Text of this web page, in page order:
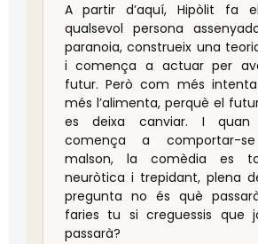
A partir d’aquí, Hipòlit fa
qualsevol persona
paranoia, construeix una
i comença a actuar per
futur. Però com més
més l’alimenta, perquè el
es deixa canviar. I
comença a comportar-
malson, la comèdia es
neuròtica i trepidant, plena
pregunta no és què
faries tu si creguessis que
passarà?